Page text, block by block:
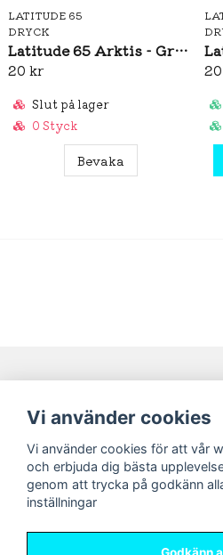
LATITUDE 65
DRYCK
Latitude 65 Arktis - Granatäpple 330ml
20 kr
Slut på lager
0 Styck
Bevaka
Navigering
Nyheter!
Förbeställning
Sociala medier
Vi använder cookies
Vi använder cookies för att vår
och erbjuda dig bästa
genom att trycka på godkänn
inställningar
Godkänn